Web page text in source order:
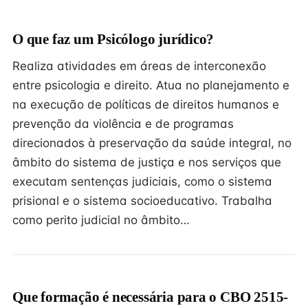
O que faz um Psicólogo jurídico?
Realiza atividades em áreas de interconexão
entre psicologia e direito. Atua no planejamento e
na execução de políticas de direitos humanos e
prevenção da violência e de programas
direcionados à preservação da saúde integral, no
âmbito do sistema de justiça e nos serviços que
executam sentenças judiciais, como o sistema
prisional e o sistema socioeducativo. Trabalha
como perito judicial no âmbito…
Que formação é necessária para o CBO 2515-